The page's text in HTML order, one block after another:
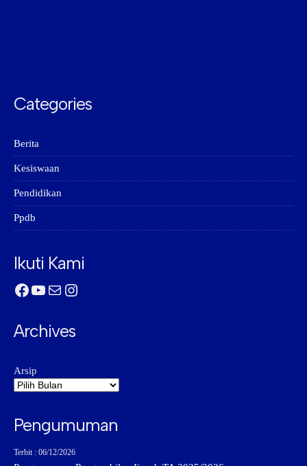
Categories
Berita
Kesiswaan
Pendidikan
Ppdb
Ikuti Kami
Facebook
YouTube
MailInstagram
Archives
Arsip
Pengumuman
Terbit : 06/12/2026